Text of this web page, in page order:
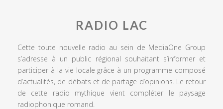
RADIO LAC
Cette toute nouvelle radio au sein de MediaOne Group
s’adresse à un public régional souhaitant s’informer et
participer à la vie locale grâce à un programme composé
d’actualités, de débats et de partage d’opinions. Le retour
de cette radio mythique vient compléter le paysage
radiophonique romand.